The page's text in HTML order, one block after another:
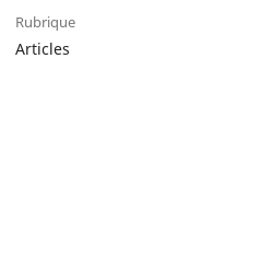
Rubrique
Articles